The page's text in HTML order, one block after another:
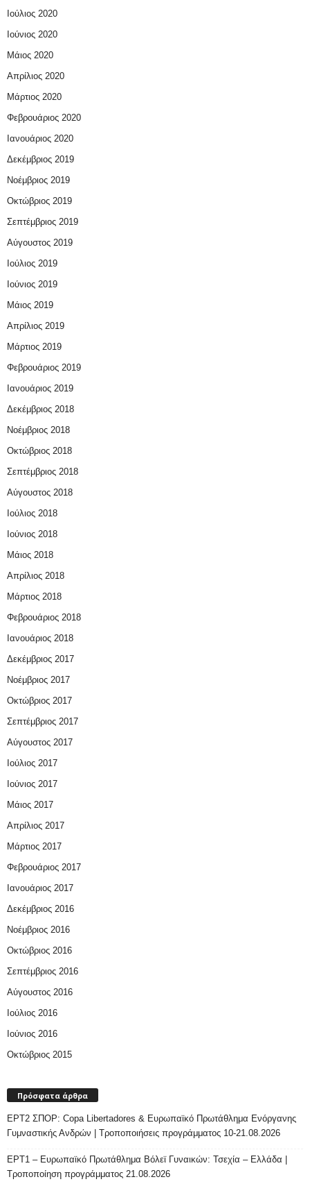
Ιούλιος 2020
Ιούνιος 2020
Μάιος 2020
Απρίλιος 2020
Μάρτιος 2020
Φεβρουάριος 2020
Ιανουάριος 2020
Δεκέμβριος 2019
Νοέμβριος 2019
Οκτώβριος 2019
Σεπτέμβριος 2019
Αύγουστος 2019
Ιούλιος 2019
Ιούνιος 2019
Μάιος 2019
Απρίλιος 2019
Μάρτιος 2019
Φεβρουάριος 2019
Ιανουάριος 2019
Δεκέμβριος 2018
Νοέμβριος 2018
Οκτώβριος 2018
Σεπτέμβριος 2018
Αύγουστος 2018
Ιούλιος 2018
Ιούνιος 2018
Μάιος 2018
Απρίλιος 2018
Μάρτιος 2018
Φεβρουάριος 2018
Ιανουάριος 2018
Δεκέμβριος 2017
Νοέμβριος 2017
Οκτώβριος 2017
Σεπτέμβριος 2017
Αύγουστος 2017
Ιούλιος 2017
Ιούνιος 2017
Μάιος 2017
Απρίλιος 2017
Μάρτιος 2017
Φεβρουάριος 2017
Ιανουάριος 2017
Δεκέμβριος 2016
Νοέμβριος 2016
Οκτώβριος 2016
Σεπτέμβριος 2016
Αύγουστος 2016
Ιούλιος 2016
Ιούνιος 2016
Οκτώβριος 2015
Πρόσφατα άρθρα
ΕΡΤ2 ΣΠΟΡ: Copa Libertadores & Ευρωπαϊκό Πρωτάθλημα Ενόργανης
Γυμναστικής Ανδρών | Τροποποιήσεις προγράμματος 10-21.08.2026
ΕΡΤ1 – Ευρωπαϊκό Πρωτάθλημα Βόλεϊ Γυναικών: Τσεχία – Ελλάδα |
Τροποποίηση προγράμματος 21.08.2026